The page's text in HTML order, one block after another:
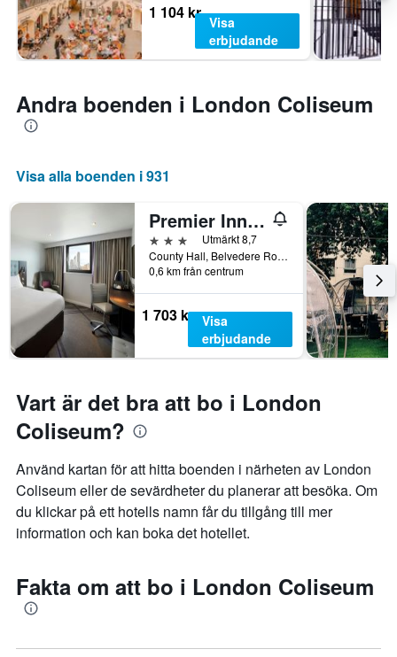
1 104 kr
Visa
erbjudande
Andra boenden i London Coliseum
Visa alla boenden i 931
Premier Inn London County Hall
3 stjärnorUtmärkt 8,7
County Hall, Belvedere Road, London SE1 7PB, London, Storbritannien
0,6 km från centrum
1 703 kr Visa
erbjudande
Vart är det bra att bo i London
Coliseum?
Använd kartan för att hitta boenden i närheten av London
Coliseum eller de sevärdheter du planerar att besöka. Om
du klickar på ett hotells namn får du tillgång till mer
information och kan boka det hotellet.
Fakta om att bo i London Coliseum